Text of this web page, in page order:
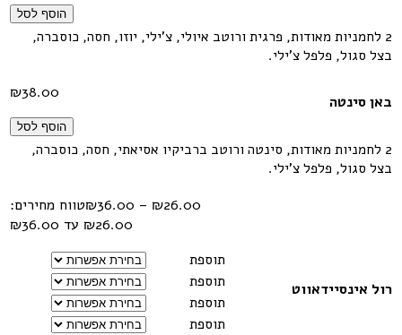
הוסף לסל
2 לחמניות מאודות, פרגית ורוטב איולי, צ'ילי, יוזו, חסה, כוסברה,
בצל סגול, פלפל צ'ילי.
באן סינטה ₪38.00
הוסף לסל
2 לחמניות מאודות, סינטה ורוטב ברביקיו אסיאתי, חסה, כוסברה,
בצל סגול, פלפל צ'ילי.
רול אינסיידאווט
₪26.00
–
₪36.00
טווח מחירים:
תוספת
תוספת
תוספת
תוספת